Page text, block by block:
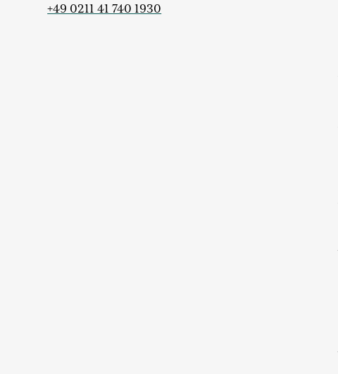
+49 0211 41 740 1930